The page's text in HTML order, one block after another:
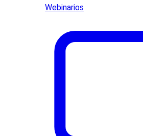
Webinarios